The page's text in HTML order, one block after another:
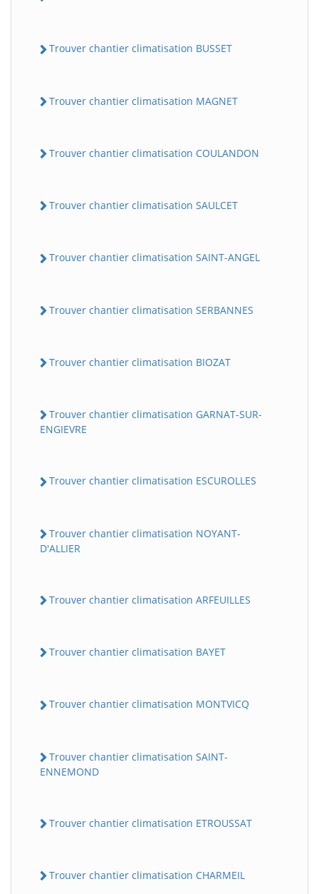
Trouver chantier climatisation BUSSET
Trouver chantier climatisation MAGNET
Trouver chantier climatisation COULANDON
Trouver chantier climatisation SAULCET
Trouver chantier climatisation SAINT-ANGEL
Trouver chantier climatisation SERBANNES
Trouver chantier climatisation BIOZAT
Trouver chantier climatisation GARNAT-SUR-
ENGIEVRE
Trouver chantier climatisation ESCUROLLES
Trouver chantier climatisation NOYANT-
D'ALLIER
Trouver chantier climatisation ARFEUILLES
Trouver chantier climatisation BAYET
Trouver chantier climatisation MONTVICQ
Trouver chantier climatisation SAINT-
ENNEMOND
Trouver chantier climatisation ETROUSSAT
Trouver chantier climatisation CHARMEIL